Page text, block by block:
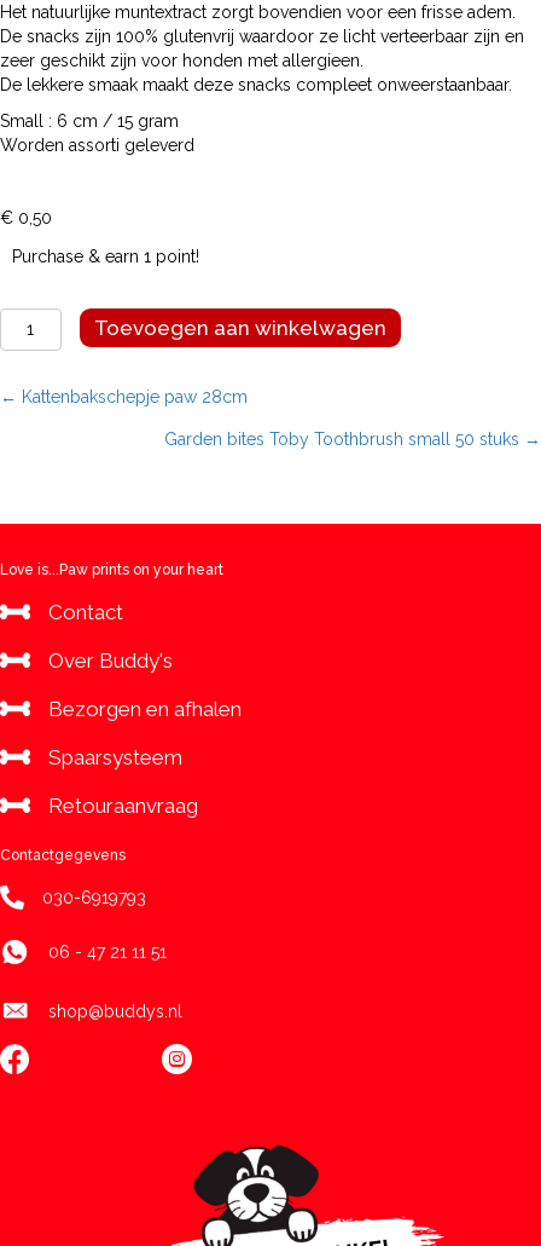
Het natuurlijke muntextract zorgt bovendien voor een frisse adem.
De snacks zijn 100% glutenvrij waardoor ze licht verteerbaar zijn en
zeer geschikt zijn voor honden met allergieen.
De lekkere smaak maakt deze snacks compleet onweerstaanbaar.
Small : 6 cm / 15 gram
Worden assorti geleverd
€ 0,50
Purchase & earn 1 point!
bites
Friends
Toevoegen aan winkelwagen
Posts
navigation
← Kattenbakschepje paw 28cm
Garden bites Toby Toothbrush small 50 stuks →
Love is...Paw prints on your heart
Contact
Over Buddy's
Bezorgen en afhalen
Spaarsysteem
Retouraanvraag
Contactgegevens
030-6919793
06 - 47 21 11 51
shop@buddys.nl